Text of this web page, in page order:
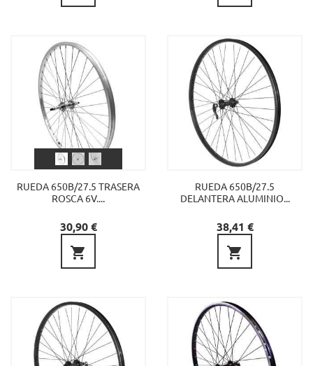
RUEDA 650B/27.5 TRASERA
ROSCA 6V....
Precio
30,90 €

RUEDA 650B/27.5
DELANTERA ALUMINIO...
Precio
38,41 €
